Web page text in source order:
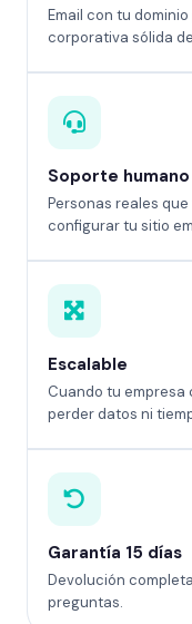
Email con tu
corporativa sólida
Soporte humano
Personas reales
configurar tu sitio
Escalable
Cuando tu empresa
perder datos ni
Garantía 15 días
Devolución
preguntas.